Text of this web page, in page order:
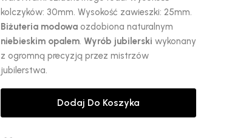
kolczyków: 30mm. Wysokość zawieszki: 25mm.
Biżuteria modowa ozdobiona naturalnym
niebieskim opalem. Wyrób jubilerski wykonany
z ogromną precyzją przez mistrzów
jubilerstwa.
Dodaj Do Koszyka